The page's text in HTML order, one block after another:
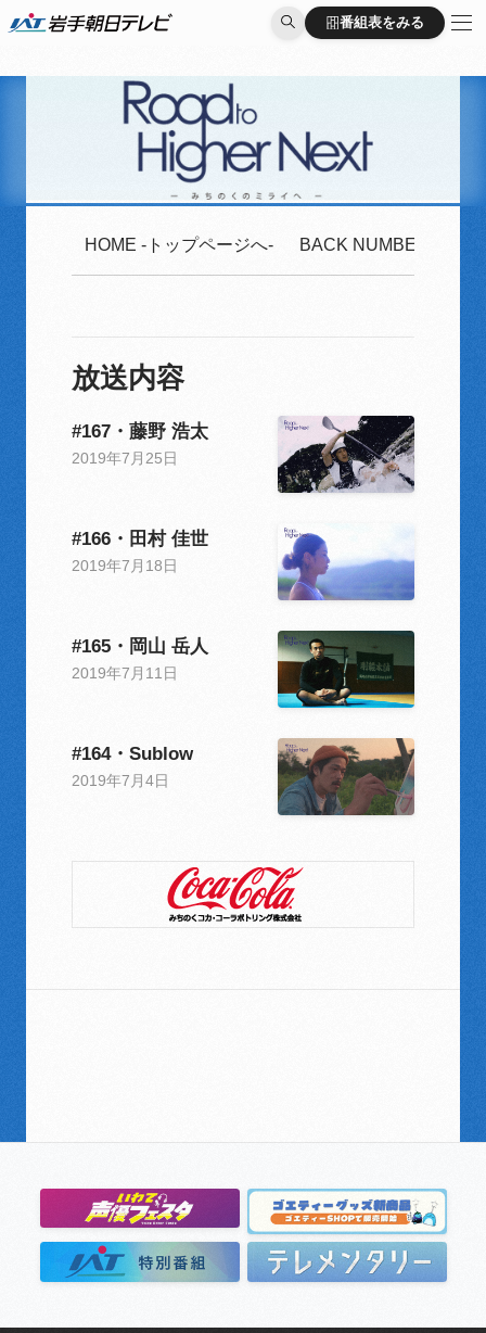
番組表をみる
番組表をみる
HOME -トップページへ- BACK NUMBER -2020
放送内容
#167・藤野 浩太
2019年7月25日
#166・田村 佳世
2019年7月18日
#165・岡山 岳人
2019年7月11日
#164・Sublow
2019年7月4日